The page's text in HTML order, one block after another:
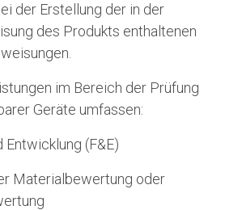
der Erstellung der in der
des Produkts enthaltenen
im Bereich der Prüfung
Geräte umfassen:
Entwicklung (F&E)
Materialbewertung oder